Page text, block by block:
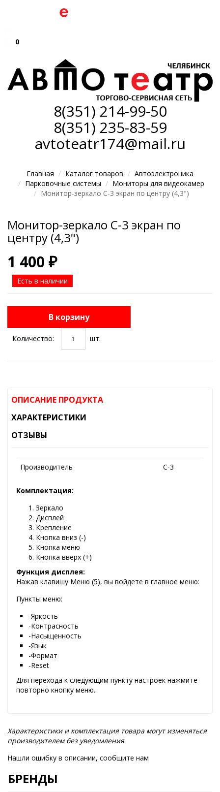
0
8(351) 214-99-50
8(351) 235-83-59
avtoteatr174@mail.ru
Главная Каталог товаров
Автоэлектроника
Парковочные системы
Мониторы для видеокамер
Монитор-зеркало C-3 экран по центру (4,3")
Монитор-зеркало C-3 экран по
центру (4,3")
1 400 ₽
Есть в наличии
В корзину
Количество: шт.
ОПИСАНИЕ ПРОДУКТА
ХАРАКТЕРИСТИКИ
ОТЗЫВЫ
Производитель C-3
Комплектация:
Зеркало
Дисплей
Крепление
Кнопка вниз (-)
Кнопка меню
Кнопка вверх (+)
Функция дисплея:
Нажав клавишу Меню (5), вы войдете в главное меню:
Пункты меню:
-Яркость
-Контрасность
-Насыщенность
-Язык
-Формат
-Reset
Для перехода к следующим пункту настроек нажмите
повторно кнопку меню.
Характеристики и комплектация товара могут изменяться
производителем без уведомления
Нашли ошибку в описании, сообщите нам
БРЕНДЫ